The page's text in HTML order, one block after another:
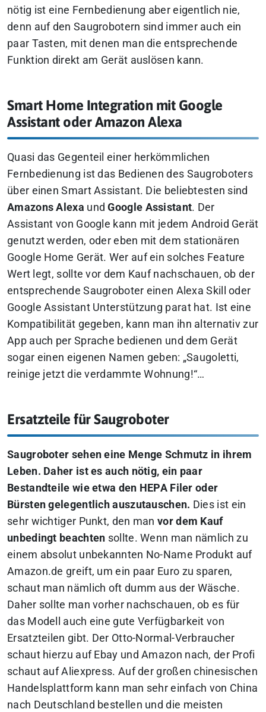
nötig ist eine Fernbedienung aber eigentlich nie,
denn auf den Saugrobotern sind immer auch ein
paar Tasten, mit denen man die entsprechende
Funktion direkt am Gerät auslösen kann.
Smart Home Integration mit Google
Assistant oder Amazon Alexa
Quasi das Gegenteil einer herkömmlichen
Fernbedienung ist das Bedienen des Saugroboters
über einen Smart Assistant. Die beliebtesten sind
Amazons Alexa undGoogle Assistant. Der
Assistant von Google kann mit jedem Android Gerät
genutzt werden, oder eben mit dem stationären
Google Home Gerät. Wer auf ein solches Feature
Wert legt, sollte vor dem Kauf nachschauen, ob der
entsprechende Saugroboter einen Alexa Skill oder
Google Assistant Unterstützung parat hat. Ist eine
Kompatibilität gegeben, kann man ihn alternativ zur
App auch per Sprache bedienen und dem Gerät
sogar einen eigenen Namen geben: „Saugoletti,
reinige jetzt die verdammte Wohnung!“…
Ersatzteile für Saugroboter
Saugroboter sehen eine Menge Schmutz in ihrem
Leben. Daher ist es auch nötig, ein paar
Bestandteile wie etwa den HEPA Filer oder
Bürsten gelegentlich auszutauschen. Dies ist ein
sehr wichtiger Punkt, den manvor dem Kauf
unbedingt beachten sollte. Wenn man nämlich zu
einem absolut unbekannten No-Name Produkt auf
Amazon.de greift, um ein paar Euro zu sparen,
schaut man nämlich oft dumm aus der Wäsche.
Daher sollte man vorher nachschauen, ob es für
das Modell auch eine gute Verfügbarkeit von
Ersatzteilen gibt. Der Otto-Normal-Verbraucher
schaut hierzu auf Ebay und Amazon nach, der Profi
schaut auf Aliexpress. Auf der großen chinesischen
Handelsplattform kann man sehr einfach von China
nach Deutschland bestellen und die meisten